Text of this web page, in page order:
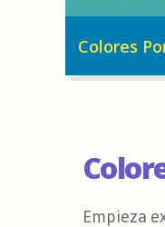
Colores
Empieza